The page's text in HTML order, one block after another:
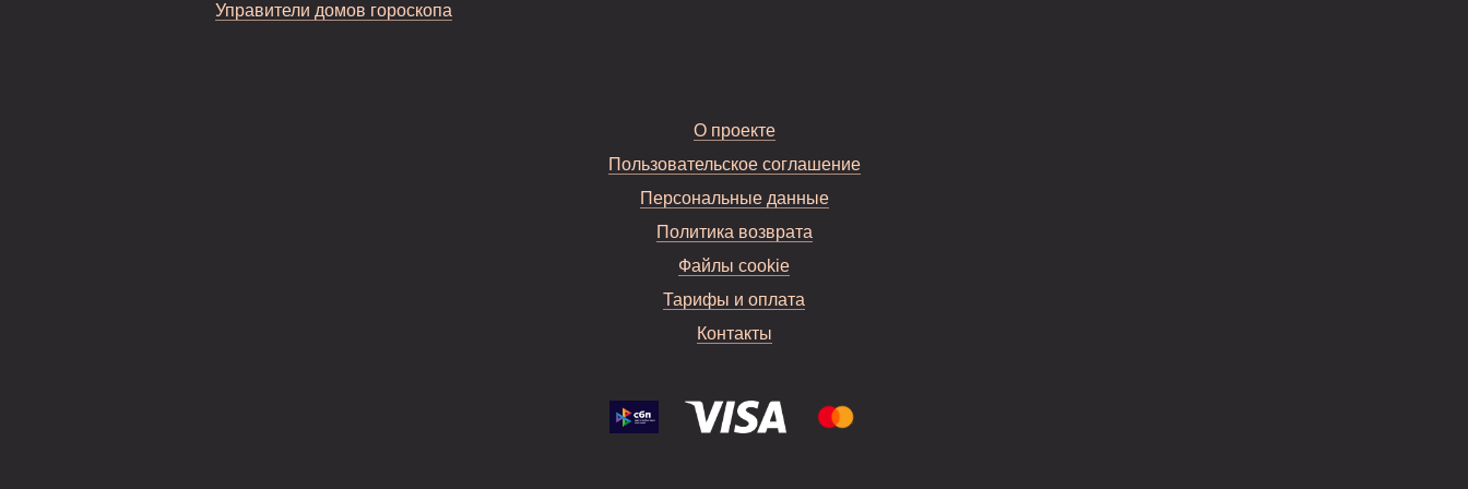
Управители домов гороскопа
О проекте
Пользовательское соглашение
Персональные данные
Политика возврата
Файлы cookie
Тарифы и оплата
Контакты